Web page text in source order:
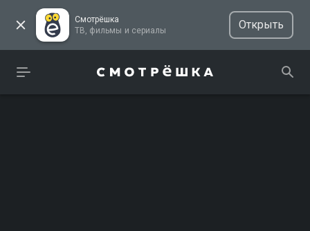
Смотрёшка
ТВ, фильмы и сериалы
Открыть